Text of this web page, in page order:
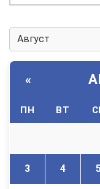
«
ПН ВТ
3 4